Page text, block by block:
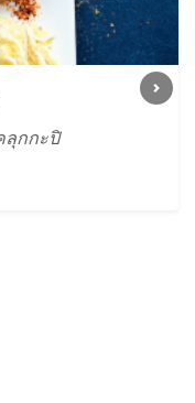
ลุกกะปิ
Next